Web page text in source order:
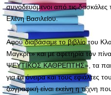
συνοδευόμενoι από τις δασκάλες
Ελένη Βασιλείου.
Αφού διαβάσαμε το βιβλίο του
Μαγκρίτ» και με αφετηρία τον
ΨΕΥΤΙΚΟΣ ΚΑΘΡΕΠΤΗΣ», τα
για τα όνειρα και τους εφιάλτες
ζωγραφική είναι εκείνη η τέχνη